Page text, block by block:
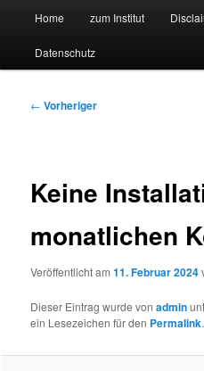
Suchmaschine
Technologie
Zum
primären
Zum
sekundären
Home zum Institut
Datenschutz
Beitragsnavigation
← Vorheriger
Keine
monatlichen
Veröffentlicht am11. Februar 2024
Dieser Eintrag wurde vonadmin
ein Lesezeichen für den Permalink.